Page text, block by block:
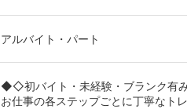
アルバイト・パート
◆◇初バイト・未経験・ブランク有
お仕事の各ステップごとに丁寧なト